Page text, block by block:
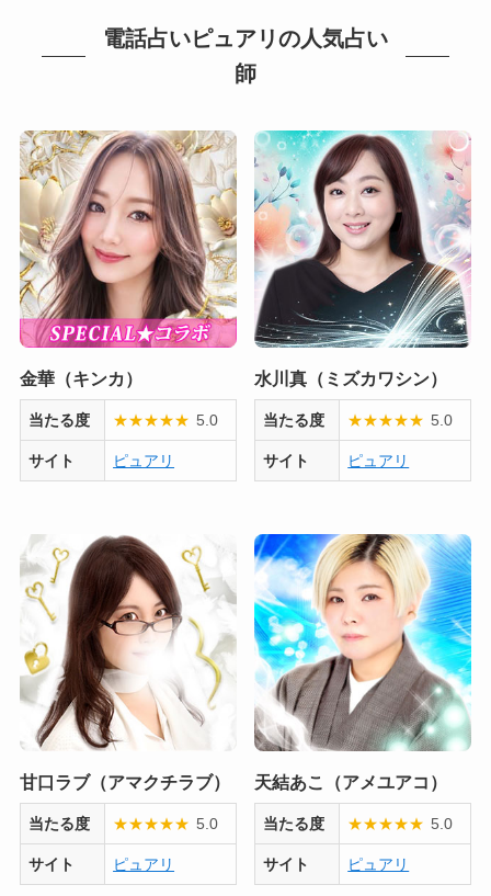
電話占いピュアリの人気占い
師
金華（キンカ）
当たる度 ★★★★★ 5.0
サイト ピュアリ
水川真（ミズカワシン）
当たる度 ★★★★★ 5.0
サイト ピュアリ
甘口ラブ（アマクチラブ）
当たる度 ★★★★★ 5.0
サイト ピュアリ
天結あこ（アメユアコ）
当たる度 ★★★★★ 5.0
サイト ピュアリ